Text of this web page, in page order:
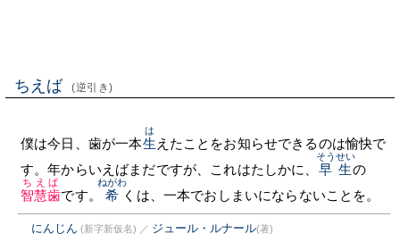
ちえば (逆引き)
僕は今日、歯が一本生
は
えたことをお知らせできるのは愉快で
す。年からいえばまだですが、これはたしかに、 早生
そうせい
の
智慧歯
ちえば
です。 希
ねがわ
くは、一本でおしまいにならないことを。
にんじん (新字新仮名) ／ ジュール・ルナール(著)